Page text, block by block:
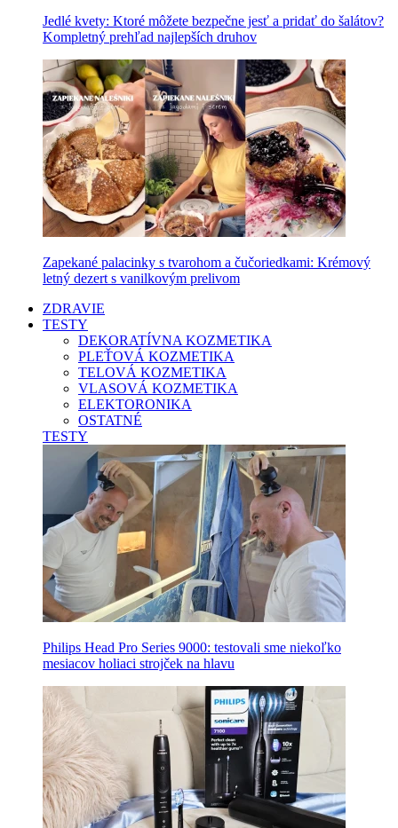
Jedlé kvety: Ktoré môžete bezpečne jesť a pridať do šalátov?
Kompletný prehľad najlepších druhov
Zapekané palacinky s tvarohom a čučoriedkami: Krémový
letný dezert s vanilkovým prelivom
ZDRAVIE
TESTY
DEKORATÍVNA KOZMETIKA
PLEŤOVÁ KOZMETIKA
TELOVÁ KOZMETIKA
VLASOVÁ KOZMETIKA
ELEKTORONIKA
OSTATNÉ
TESTY
Philips Head Pro Series 9000: testovali sme niekoľko
mesiacov holiaci strojček na hlavu